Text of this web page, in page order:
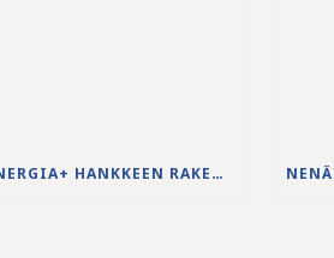
JSPENERGIA+ HANKKEEN RAKENNUSTYÖT KÄYNNISTYVÄT LOUHINTATÖILLÄ